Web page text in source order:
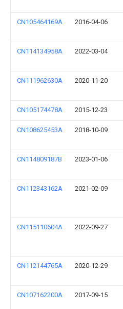
CN105464169A 2016-04-06
CN114134958A 2022-03-04
CN111962630A 2020-11-20
CN105174478A 2015-12-23
CN108625453A 2018-10-09
CN114809187B 2023-01-06
CN112343162A 2021-02-09
CN115110604A 2022-09-27
CN112144765A 2020-12-29
CN107162200A 2017-09-15